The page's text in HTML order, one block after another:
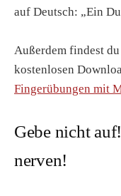
auf Deutsch: „Ein
Außerdem findest
kostenlosen
Fingerübungen mit
Gebe nicht
nerven!